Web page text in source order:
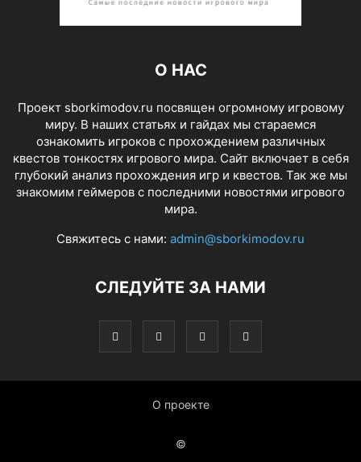
О НАС
Проект sborkimodov.ru посвящен огромному игровому
миру. В наших статьях и гайдах мы стараемся
ознакомить игроков с прохождением различных
квестов тонкостях игрового мира. Сайт включает в себя
глубокий анализ прохождения игр и квестов. Так же мы
знакомим геймеров с последними новостями игрового
мира.
Свяжитесь с нами: admin@sborkimodov.ru
СЛЕДУЙТЕ ЗА НАМИ
О проекте
©